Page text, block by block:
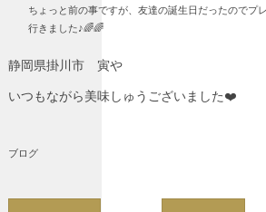
ちょっと前の事ですが、友達の誕生日だったのでプ
行きました♪🌈🌈
静岡県掛川市 寅や
いつもながら美味しゅうございました❤️
ブログ